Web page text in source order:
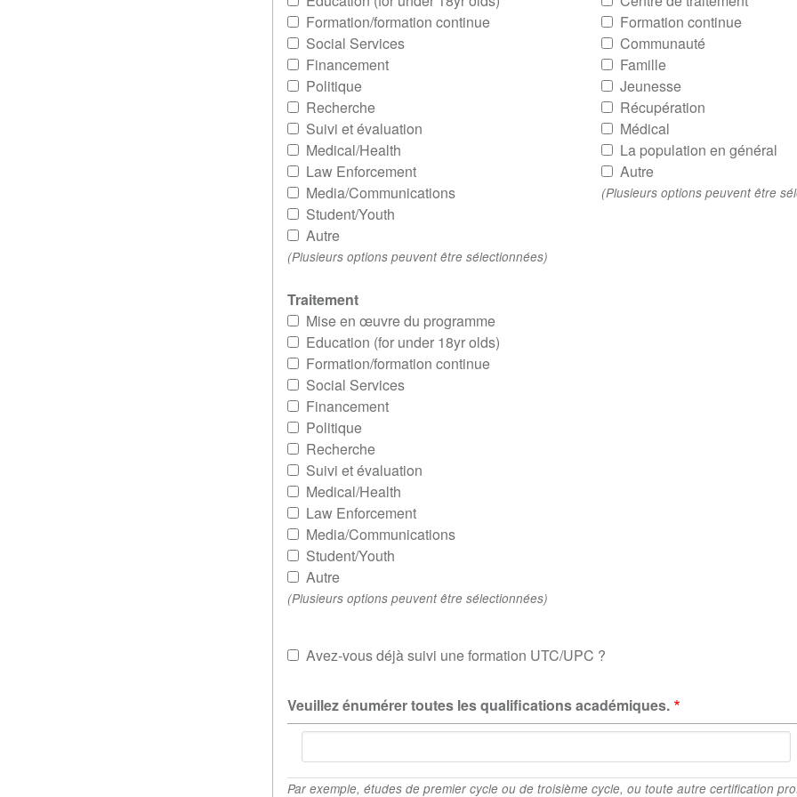
Formation/formation continue
Social Services
Financement
Politique
Recherche
Suivi et évaluation
Medical/Health
Law Enforcement
Media/Communications
Student/Youth
Autre
(Plusieurs options peuvent être sélectionnées)
Traitement
Mise en œuvre du programme
Education (for under 18yr olds)
Formation/formation continue
Social Services
Financement
Politique
Recherche
Suivi et évaluation
Medical/Health
Law Enforcement
Media/Communications
Student/Youth
Autre
(Plusieurs options peuvent être sélectionnées)
Formation continue
Communauté
Famille
Jeunesse
Récupération
Médical
La population en général
Autre
(Plusieurs options peuvent être
Avez-vous déjà suivi une formation UTC/UPC ?
Veuillez énumérer toutes les qualifications académiques.
énumérer
toutes
Par exemple, études de premier cycle ou de troisième cycle, ou toute autre certification